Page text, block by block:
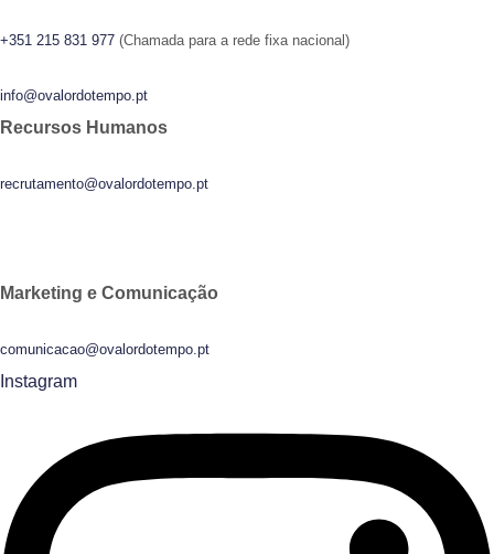
+351 215 831 977 (Chamada para a rede fixa nacional)
info@ovalordotempo.pt
Recursos Humanos
recrutamento@ovalordotempo.pt
Marketing e Comunicação
comunicacao@ovalordotempo.pt
Instagram